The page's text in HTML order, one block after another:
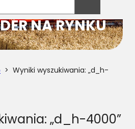
NA RYNKU
> Wyniki wyszukiwania: „d_h-
„d_h-4000”